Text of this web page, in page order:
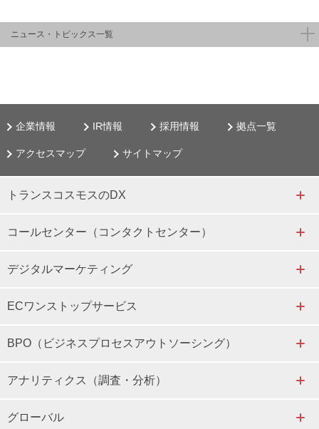
ニュース・トピックス一覧
企業情報 IR情報 採用情報 拠点一覧
アクセスマップ サイトマップ
トランスコスモスのDX
コールセンター（コンタクトセンター）
デジタルマーケティング
ECワンストップサービス
BPO（ビジネスプロセスアウトソーシング）
アナリティクス（調査・分析）
グローバル